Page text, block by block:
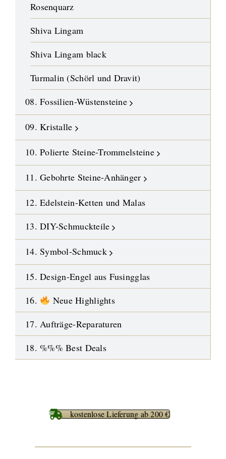
Rosenquarz
Shiva Lingam
Shiva Lingam black
Turmalin (Schörl und Dravit)
08. Fossilien-Wüstensteine
09. Kristalle
10. Polierte Steine-Trommelsteine
11. Gebohrte Steine-Anhänger
12. Edelstein-Ketten und Malas
13. DIY-Schmuckteile
14. Symbol-Schmuck
15. Design-Engel aus Fusingglas
16.
Neue Highlights
17. Aufträge-Reparaturen
18. %%% Best Deals
kostenlose Lieferung ab 200 €